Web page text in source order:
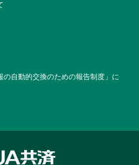
の自動的交換のための報告制度」に